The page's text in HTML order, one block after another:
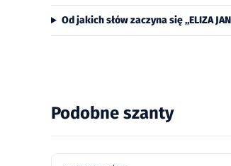
Od jakich słów zaczyna się „ELIZA
Podobne szanty